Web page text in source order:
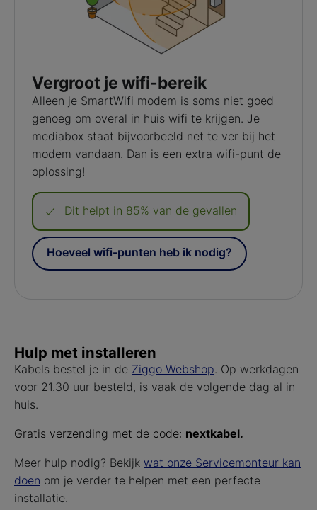
Vergroot je wifi-bereik
Alleen je SmartWifi modem is soms niet goed
genoeg om overal in huis wifi te krijgen. Je
mediabox staat bijvoorbeeld net te ver bij het
modem vandaan. Dan is een extra wifi-punt de
oplossing!
Dit helpt in 85% van de gevallen
Hoeveel wifi-punten heb ik nodig?
Hulp met installeren
Kabels bestel je in de Ziggo Webshop. Op werkdagen
voor 21.30 uur besteld, is vaak de volgende dag al in
huis.
Gratis verzending met de code: nextkabel.
Meer hulp nodig? Bekijk wat onze Servicemonteur kan
doen om je verder te helpen met een perfecte
installatie.